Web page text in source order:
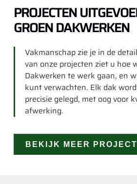
PROJECTEN
GROEN DAKWERKEN
Vakmanschap zie je in de
van onze projecten ziet u hoe
Dakwerken te werk gaan, en
kunt verwachten. Elk dak
precisie gelegd, met oog voor
afwerking.
BEKIJK MEER